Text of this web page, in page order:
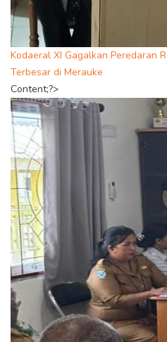
Kodaeral XI Gagalkan Peredaran
Terbesar di Merauke
Content;?>